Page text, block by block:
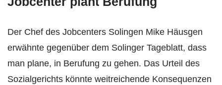
Der Chef des Jobcenters Solingen Mike Häusgen
erwähnte gegenüber dem Solinger Tageblatt, dass
man plane, in Berufung zu gehen. Das Urteil des
Sozialgerichts könnte weitreichende Konsequenzen